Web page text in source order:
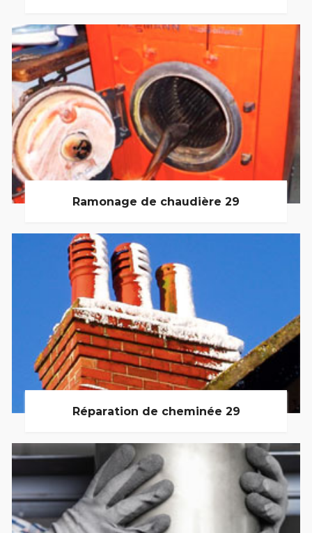
Ramonage de chaudière 29
Réparation de cheminée 29